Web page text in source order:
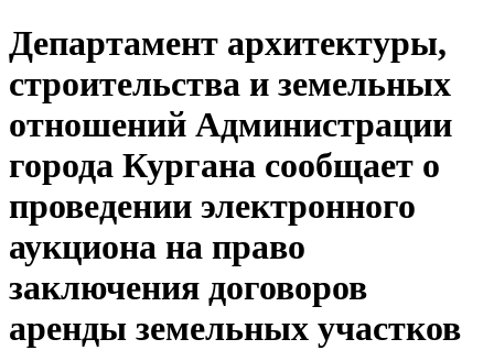
Департамент архитектуры,
строительства и земельных
отношений Администрации
города Кургана сообщает о
проведении электронного
аукциона на право
заключения договоров
аренды земельных участков